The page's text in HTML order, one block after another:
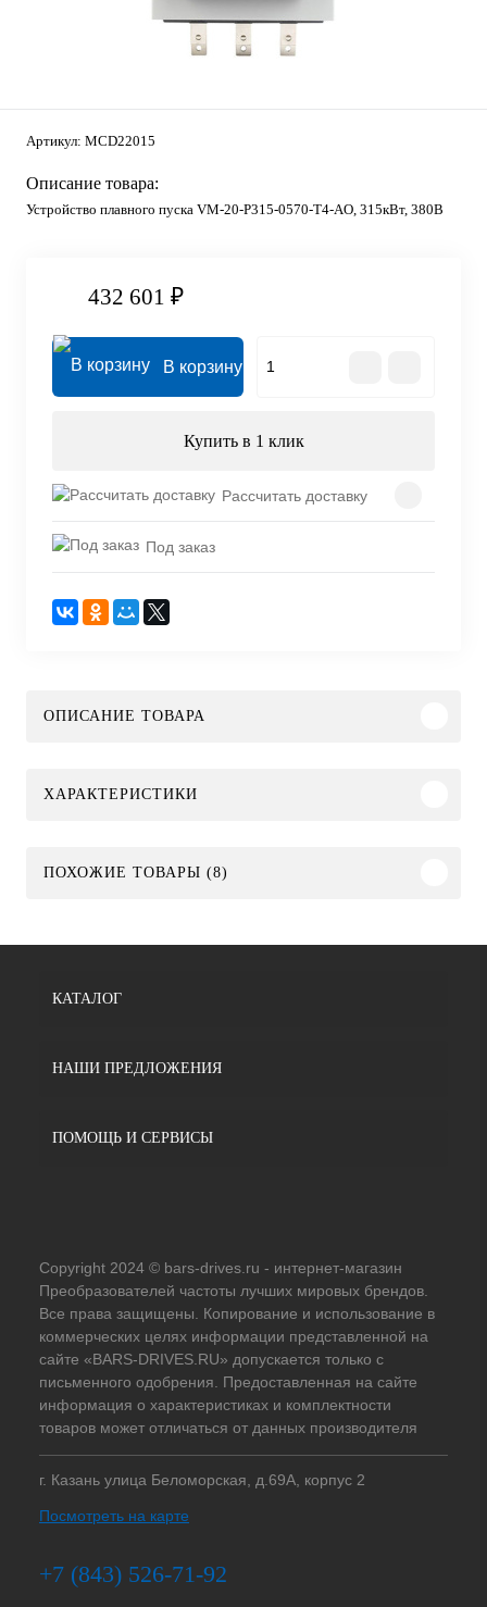
Артикул: MCD22015
Описание товара:
Устройство плавного пуска VM-20-P315-0570-T4-AO, 315кВт, 380В
432 601 ₽
В корзину
Купить в 1 клик
Рассчитать доставку
Под заказ
ОПИСАНИЕ ТОВАРА
ХАРАКТЕРИСТИКИ
ПОХОЖИЕ ТОВАРЫ (8)
КАТАЛОГ
НАШИ ПРЕДЛОЖЕНИЯ
ПОМОЩЬ И СЕРВИСЫ
Copyright 2024 © bars-drives.ru - интернет-магазин
Преобразователей частоты лучших мировых брендов.
Все права защищены. Копирование и использование в
коммерческих целях информации представленной на
сайте «BARS-DRIVES.RU» допускается только с
письменного одобрения. Предоставленная на сайте
информация о характеристиках и комплектности
товаров может отличаться от данных производителя
г. Казань улица Беломорская, д.69А, корпус 2
Посмотреть на карте
+7 (843) 526-71-92